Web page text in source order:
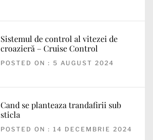
Sistemul de control al vitezei de
croazieră – Cruise Control
POSTED ON : 5 AUGUST 2024
Cand se planteaza trandafirii sub
sticla
POSTED ON : 14 DECEMBRIE 2024